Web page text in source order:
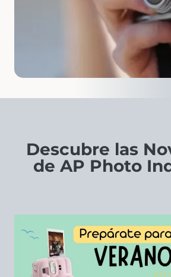
Descubre las
de AP Photo